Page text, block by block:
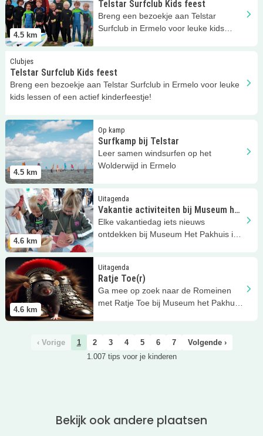
4.5 km
Telstar Surfclub Kids feest
Breng een bezoekje aan Telstar
Surfclub in Ermelo voor leuke kids
Clubjes
Telstar Surfclub Kids feest
Breng een bezoekje aan Telstar Surfclub in Ermelo voor leuke
kids lessen of een actief kinderfeestje!
Lees meer
4.5 km
Op kamp
Surfkamp bij Telstar
Leer samen windsurfen op het
Wolderwijd in Ermelo
Lees meer Surfkamp bij Telstar
4.6 km
Uitagenda
Vakantie activiteiten bij Museum het
Pakhuis
Elke vakantiedag iets nieuws
ontdekken bij Museum Het Pakhuis in
Lees meer Vakantie activiteiten bij Museum het Pakhuis
4.6 km
Uitagenda
Ratje Toe(r)
Ga mee op zoek naar de Romeinen
met Ratje Toe bij Museum het Pakhuis
Lees meer Ratje Toe(r)
‹ Vorige 1 2 3 4 5 6 7
Volgende ›
1.007 tips voor je kinderen
Bekijk ook andere plaatsen